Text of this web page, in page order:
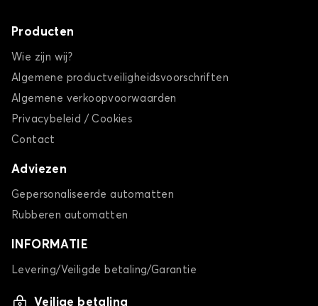
Producten
Wie zijn wij?
Algemene productveiligheidsvoorschriften
Algemene verkoopvoorwaarden
Privacybeleid / Cookies
Contact
Adviezen
Gepersonaliseerde automatten
Rubberen automatten
INFORMATIE
Levering/Veiligde betaling/Garantie
Veilige betaling